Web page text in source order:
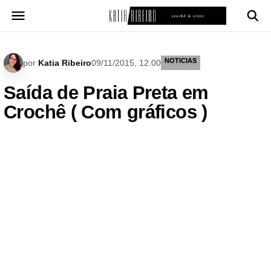
para
por Katia Ribeiro09/11/2015, 12:00 NOTICIAS
Saída de Praia Preta em
Crochê ( Com gráficos )